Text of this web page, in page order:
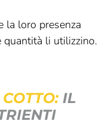
la loro presenza
quantità li utilizzino.
IL